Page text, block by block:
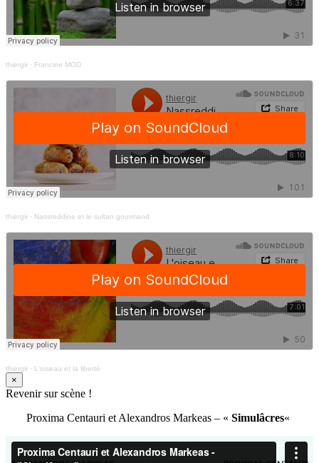
thiergir · Francine MOD
thiergir · Nassreddine et le sultan gourmand
thiergir · L'oiseau et la liberté
×
Revenir sur scène !
Proxima Centauri et Alexandros Markeas – « Simulâcres«